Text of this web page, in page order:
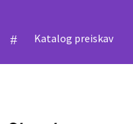
# Katalog preiskav